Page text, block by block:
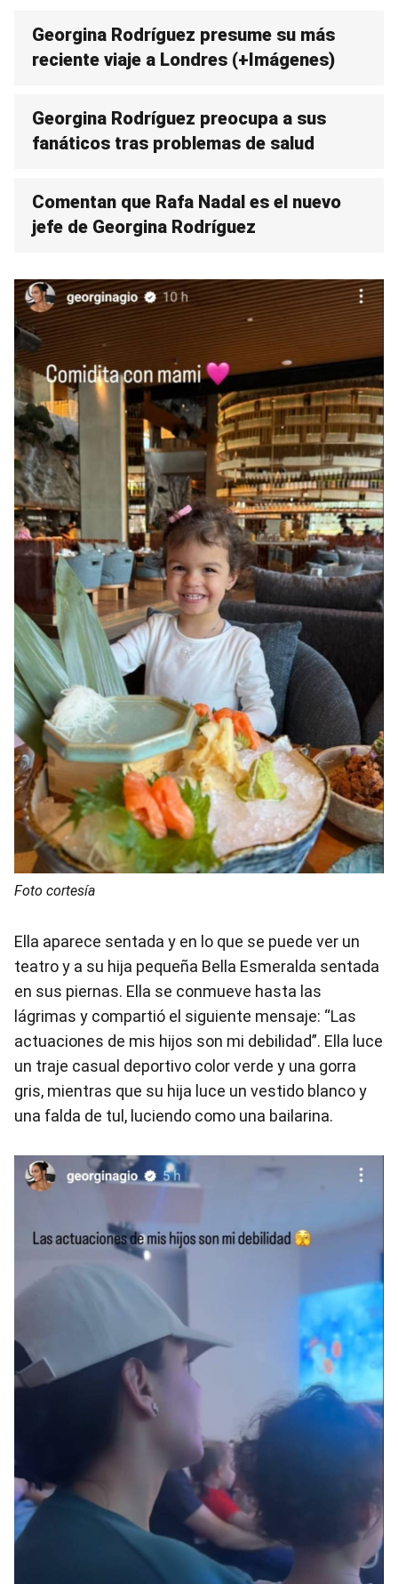
Georgina Rodríguez presume su más
reciente viaje a Londres (+Imágenes)
Georgina Rodríguez preocupa a sus
fanáticos tras problemas de salud
Comentan que Rafa Nadal es el nuevo
jefe de Georgina Rodríguez
Foto cortesía
Ella aparece sentada y en lo que se puede ver un
teatro y a su hija pequeña Bella Esmeralda sentada
en sus piernas. Ella se conmueve hasta las
lágrimas y compartió el siguiente mensaje: “Las
actuaciones de mis hijos son mi debilidad”. Ella luce
un traje casual deportivo color verde y una gorra
gris, mientras que su hija luce un vestido blanco y
una falda de tul, luciendo como una bailarina.